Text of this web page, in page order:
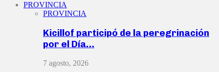
PROVINCIA
PROVINCIA
Kicillof participó de la peregrinación
por el Día…
7 agosto, 2026